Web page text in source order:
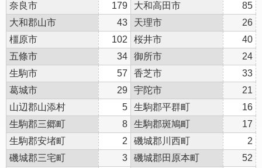
奈良市
179 大和高田市
85
大和郡山市
43 天理市
26
橿原市
102 桜井市
40
五條市
34 御所市
24
生駒市
57 香芝市
33
葛城市
29 宇陀市
21
山辺郡山添村
5 生駒郡平群町
16
生駒郡三郷町
8 生駒郡斑鳩町
17
生駒郡安堵町
2 磯城郡川西町
2
磯城郡三宅町
3 磯城郡田原本町
52